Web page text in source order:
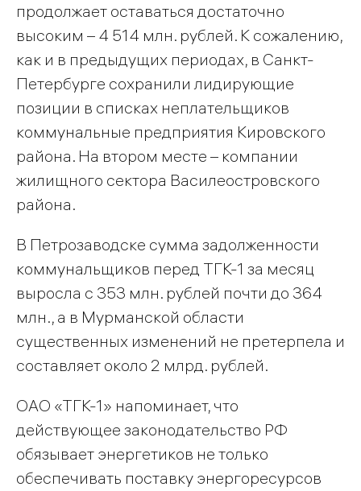
продолжает оставаться достаточно
высоким – 4 514 млн. рублей. К сожалению,
как и в предыдущих периодах, в Санкт-
Петербурге сохранили лидирующие
позиции в списках неплательщиков
коммунальные предприятия Кировского
района. На втором месте – компании
жилищного сектора Василеостровского
района.
В Петрозаводске сумма задолженности
коммунальщиков перед ТГК-1 за месяц
выросла с 353 млн. рублей почти до 364
млн., а в Мурманской области
существенных изменений не претерпела и
составляет около 2 млрд. рублей.
ОАО «ТГК-1» напоминает, что
действующее законодательство РФ
обязывает энергетиков не только
обеспечивать поставку энергоресурсов